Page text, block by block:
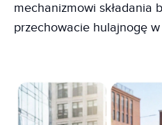
mechanizmowi składania
przechowacie hulajnogę